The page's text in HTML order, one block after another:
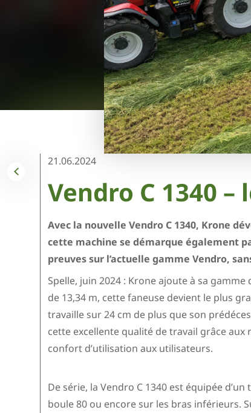
21.06.2024
Vendro C 1340
Avec la nouvelle Vendro C 1340, Krone
cette machine se démarque également
preuves sur l’actuelle gamme Vendro,
Spelle, juin 2024 : Krone ajoute à sa
de 13,34 m, cette faneuse devient le plus
travaille sur 24 cm de plus que son
cette excellente qualité de travail grâce
confort d’utilisation aux utilisateurs.
De série, la Vendro C 1340 est équipée
boule 80 ou encore sur les bras inférieurs.